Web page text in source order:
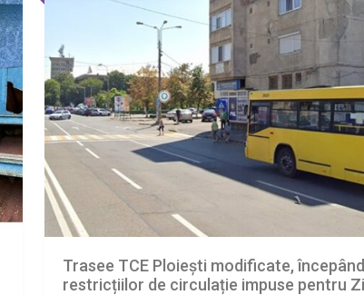
Trasee TCE Ploiești modificate,
restricțiilor de circulație impuse pentru